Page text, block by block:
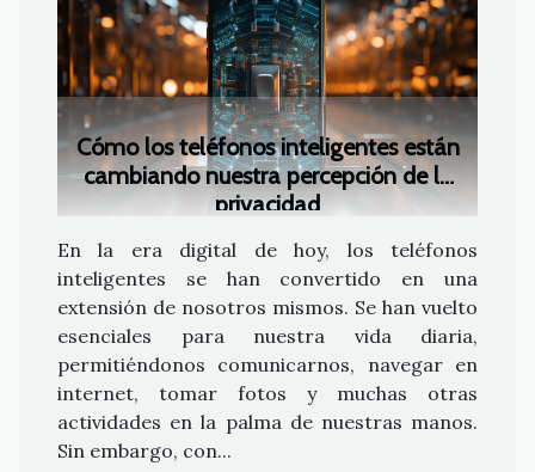
Cómo los teléfonos inteligentes están
cambiando nuestra percepción de la
privacidad
En la era digital de hoy, los teléfonos
inteligentes se han convertido en una
extensión de nosotros mismos. Se han vuelto
esenciales para nuestra vida diaria,
permitiéndonos comunicarnos, navegar en
internet, tomar fotos y muchas otras
actividades en la palma de nuestras manos.
Sin embargo, con...